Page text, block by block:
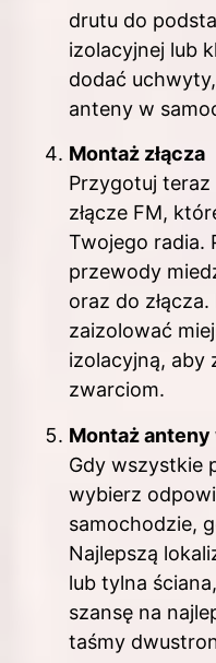
drutu do
izolacyjnej lub
dodać
anteny w
Montaż złącza
Przygotuj teraz
złącze FM,
Twojego radia.
przewody
oraz do
zaizolować
izolacyjną, aby
zwarciom.
Montaż
Gdy wszystkie
wybierz
samochodzie,
Najlepszą
lub tylna
szansę na
taśmy